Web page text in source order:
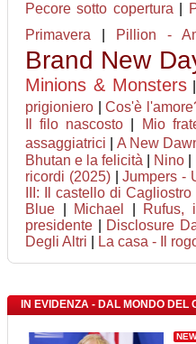
Pecore sotto copertura
Primavera
Pillion -
Brand New
Minions & Monsters|
prigioniero |Cos'è
Il filo nascosto Mio
assaggiatrici
A New
Bhutan e la felicità
Nino
ricordi (2025)|Jumpers -
III: Il castello di Cagliostro|
Blue
Michael
Rufus,
presidente
Disclosure
Degli Altri
La casa - Il
IN EVIDENZA - DAL MONDO